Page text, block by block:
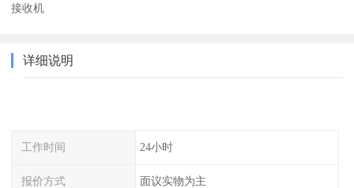
接收机
详细说明
工作时间 24小时
报价方式 面议实物为主